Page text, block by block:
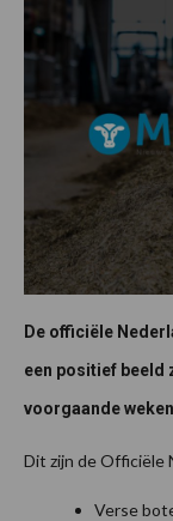
De officiële
een positief beeld
voorgaande
Dit zijn de Officiële
Verse